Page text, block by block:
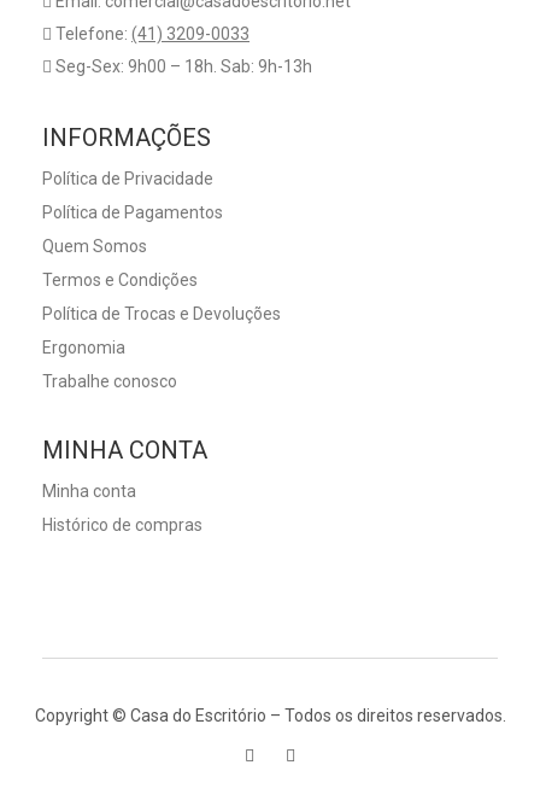
Telefone: (41) 3209-0033
Seg-Sex: 9h00 – 18h. Sab: 9h-13h
INFORMAÇÕES
Política de Privacidade
Política de Pagamentos
Quem Somos
Termos e Condições
Política de Trocas e Devoluções
Ergonomia
Trabalhe conosco
MINHA CONTA
Minha conta
Histórico de compras
Copyright © Casa do Escritório – Todos os direitos reservados.